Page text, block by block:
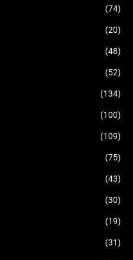
(74)
(20)
(48)
(52)
(134)
(100)
(109)
(75)
(43)
(30)
(19)
(31)